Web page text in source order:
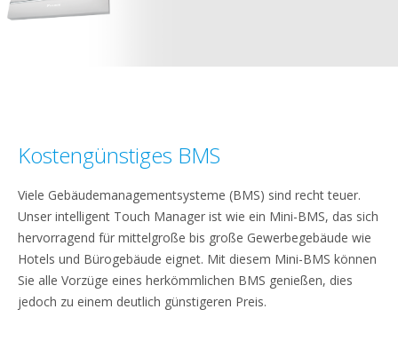
Kostengünstiges BMS
Viele Gebäudemanagementsysteme (BMS) sind recht teuer.
Unser intelligent Touch Manager ist wie ein Mini-BMS, das sich
hervorragend für mittelgroße bis große Gewerbegebäude wie
Hotels und Bürogebäude eignet. Mit diesem Mini-BMS können
Sie alle Vorzüge eines herkömmlichen BMS genießen, dies
jedoch zu einem deutlich günstigeren Preis.